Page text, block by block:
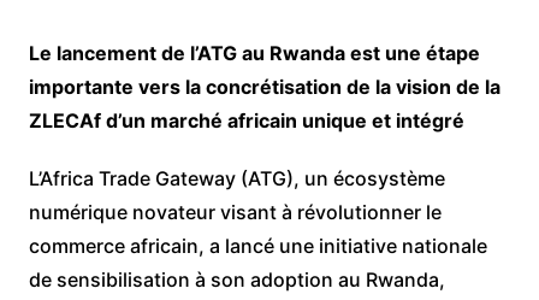
Le lancement de l’ATG au Rwanda est une étape
importante vers la concrétisation de la vision de la
ZLECAf d’un marché africain unique et intégré
L’Africa Trade Gateway (ATG), un écosystème
numérique novateur visant à révolutionner le
commerce africain, a lancé une initiative nationale
de sensibilisation à son adoption au Rwanda,